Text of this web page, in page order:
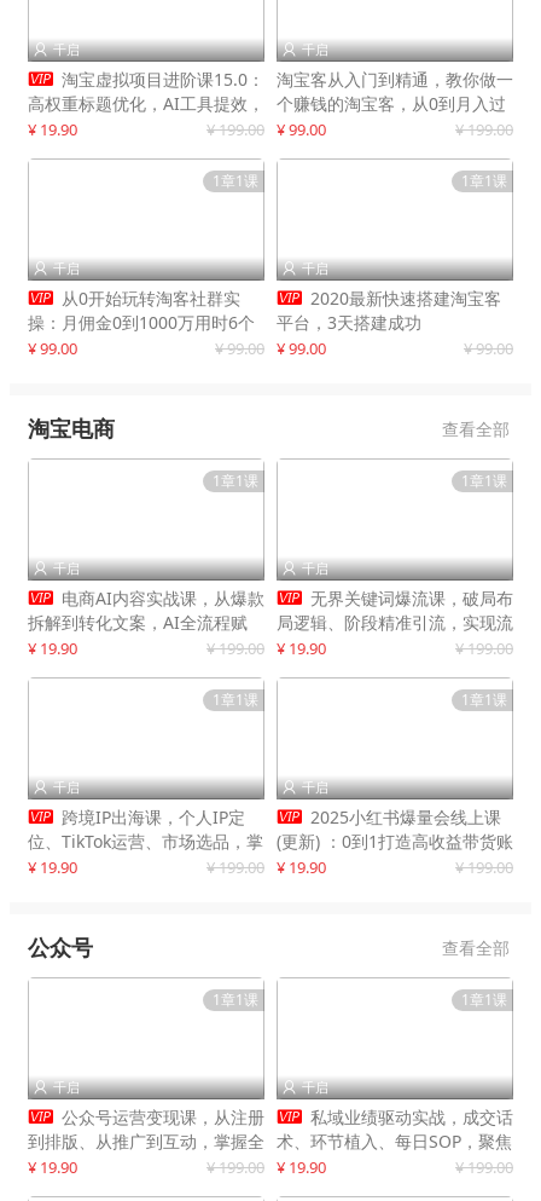
 千启
 淘宝虚拟项目进阶课15.0：
高权重标题优化，AI工具提效，
自动盈利模式搭建
¥ 19.90 ¥ 199.00
 千启
淘宝客从入门到精通，教你做一
个赚钱的淘宝客，从0到月入过
万
¥ 99.00 ¥ 199.00
1章1课
 千启
 从0开始玩转淘客社群实
操：月佣金0到1000万用时6个
月
¥ 99.00 ¥ 99.00
1章1课
 千启
 2020最新快速搭建淘宝客
平台，3天搭建成功
¥ 99.00 ¥ 99.00
淘宝电商 查看全部
1章1课
 千启
 电商AI内容实战课，从爆款
拆解到转化文案，AI全流程赋
能，解放人力，单月节省内容成
¥ 19.90 ¥ 199.00
1章1课
 千启
 无界关键词爆流课，破局布
局逻辑、阶段精准引流，实现流
量翻倍，店铺业绩增长50%+
¥ 19.90 ¥ 199.00
1章1课
 千启
 跨境IP出海课，个人IP定
位、TikTok运营、市场选品，掌
握核心闭环，实现月入1万美金
¥ 19.90 ¥ 199.00
1章1课
 千启
 2025小红书爆量会线上课
(更新) ：0到1打造高收益带货账
号，靠小红书带货年入100w？
¥ 19.90 ¥ 199.00
公众号 查看全部
1章1课
 千启
 公众号运营变现课，从注册
到排版、从推广到互动，掌握全
流程，开启个人品牌月入
¥ 19.90 ¥ 199.00
1章1课
 千启
 私域业绩驱动实战，成交话
术、环节植入、每日SOP，聚焦
增长，驱动营收持续突破
¥ 19.90 ¥ 199.00